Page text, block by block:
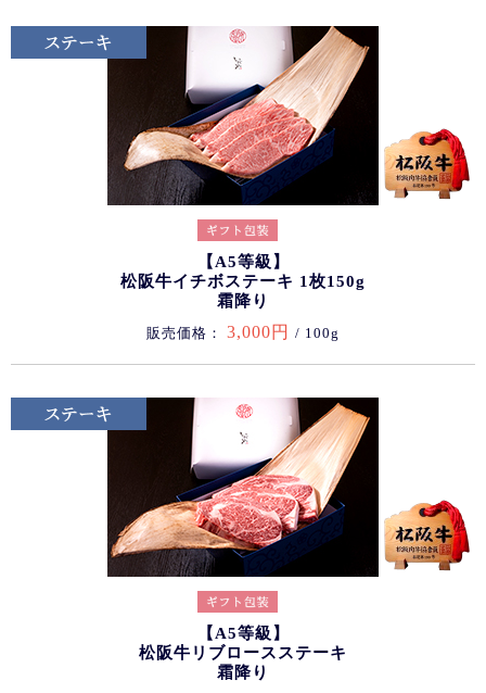
【A5等級】
松阪牛イチボステーキ 1枚150g
霜降り
販売価格： 3,000円 / 100g
【A5等級】
松阪牛リブロースステーキ
霜降り